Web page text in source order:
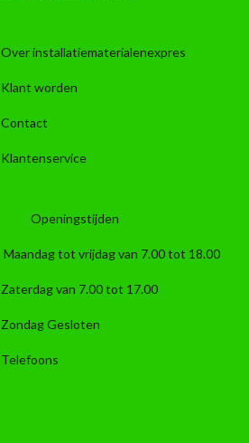
Over installatiematerialenexpres
Klant worden
Contact
Klantenservice
Openingstijden
Maandag tot vrijdag van 7.00 tot 18.00
Zaterdag van 7.00 tot 17.00
Zondag Gesloten
Telefoons